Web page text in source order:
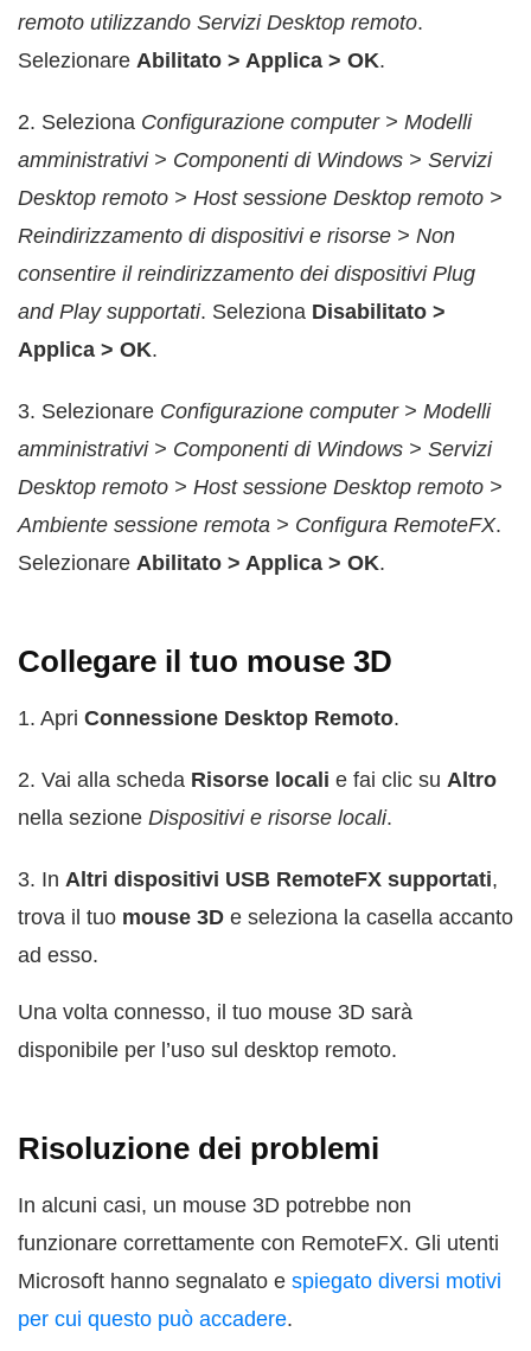
remoto utilizzando Servizi Desktop remoto.
Selezionare Abilitato > Applica > OK.
2. Seleziona Configurazione computer > Modelli
amministrativi > Componenti di Windows > Servizi
Desktop remoto > Host sessione Desktop remoto >
Reindirizzamento di dispositivi e risorse > Non
consentire il reindirizzamento dei dispositivi Plug
and Play supportati. Seleziona Disabilitato >
Applica > OK.
3. Selezionare Configurazione computer > Modelli
amministrativi > Componenti di Windows > Servizi
Desktop remoto > Host sessione Desktop remoto >
Ambiente sessione remota > Configura RemoteFX.
Selezionare Abilitato > Applica > OK.
Collegare il tuo mouse 3D
1. Apri Connessione Desktop Remoto.
2. Vai alla scheda Risorse locali e fai clic su Altro
nella sezione Dispositivi e risorse locali.
3. In Altri dispositivi USB RemoteFX supportati,
trova il tuo mouse 3D e seleziona la casella accanto
ad esso.
Una volta connesso, il tuo mouse 3D sarà
disponibile per l’uso sul desktop remoto.
Risoluzione dei problemi
In alcuni casi, un mouse 3D potrebbe non
funzionare correttamente con RemoteFX. Gli utenti
Microsoft hanno segnalato e spiegato diversi motivi
per cui questo può accadere.